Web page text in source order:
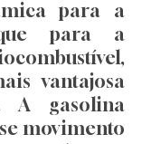
para a
para a
vantajosa
A gasolina
movimento